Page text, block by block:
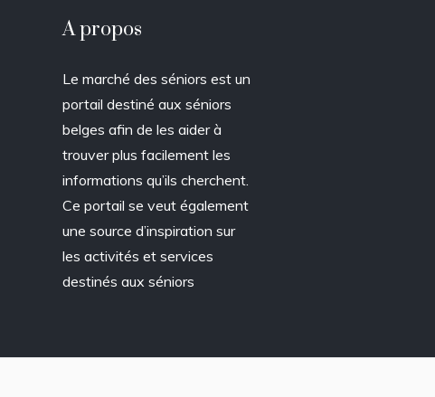
A propos
Le marché des séniors est un
portail destiné aux séniors
belges afin de les aider à
trouver plus facilement les
informations qu’ils cherchent.
Ce portail se veut également
une source d’inspiration sur
les activités et services
destinés aux séniors